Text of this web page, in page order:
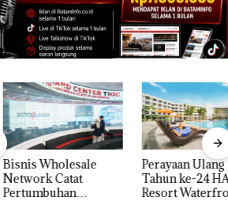
Wholesale
Catat
Perayaan Ulang
Tahun ke-24 HARRIS
Resort Waterfront